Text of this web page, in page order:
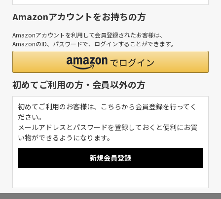
Amazonアカウントをお持ちの方
Amazonアカウントを利用して会員登録されたお客様は、
AmazonのID、パスワードで、ログインすることができます。
初めてご利用の方・会員以外の方
初めてご利用のお客様は、こちらから会員登録を行ってく
ださい。
メールアドレスとパスワードを登録しておくと便利にお買
い物ができるようになります。